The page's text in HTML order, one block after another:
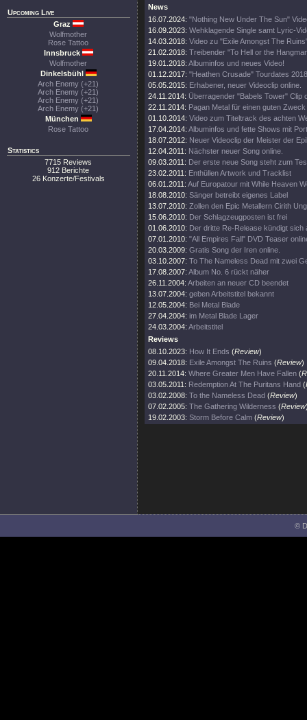
Upcoming Live
Graz
Wolfmother
Rose Tattoo
Innsbruck
Wolfmother
Dinkelsbühl
Arch Enemy (+21)
Arch Enemy (+21)
Arch Enemy (+21)
Arch Enemy (+21)
München
Rose Tattoo
Statistics
7715 Reviews
912 Berichte
26 Konzerte/Festivals
News
16.07.2024: "Nothing New Under The Sun"
16.09.2023: Wehklagende Single samt Lyric-
14.03.2018: Video zu "Exile Amongst The
21.02.2018: Treibender "To Hell or the
19.01.2018: Albuminfos und neues Video!
01.12.2017: "Heathen Crusade" Tourdates 2018
05.05.2015: Erhabener, neuer Videoclip online.
24.11.2014: Überragender "Babels Tower" Clip
22.11.2014: Pagan Metal für einen guten Zweck
01.10.2014: Video zum Titeltrack des achten
17.04.2014: Albuminfos und fette Shows mit
18.07.2012: Neuer Videoclip der Meister der
12.04.2011: Nächster neuer Song online.
09.03.2011: Der erste neue Song steht zum
23.02.2011: Enthüllen Artwork und Tracklist
06.01.2011: Auf Europatour mit While Heaven
18.08.2010: Sänger betreibt eigenes Label
13.07.2010: Zollen den Epic Metallern Cirith
15.06.2010: Der Schlagzeugposten ist frei
01.06.2010: Der dritte Re-Release kündigt sich
07.01.2010: "All Empires Fall" DVD Teaser
20.03.2009: Gratis Song der Iren online.
03.10.2007: To The Nameless Dead mit zwei
17.08.2007: Album No. 6 rückt näher
26.11.2004: Arbeiten an neuer CD beendet
13.07.2004: geben Arbeitstitel bekannt
12.05.2004: Bei Metal Blade
27.04.2004: im Metal Blade Lager
24.03.2004: Arbeitstitel
Reviews
08.10.2023: How It Ends (Review)
09.04.2018: Exile Amongst The Ruins (Review)
20.11.2014: Where Greater Men Have Fallen (
03.05.2011: Redemption At The Puritans Hand (
03.02.2008: To the Nameless Dead (Review)
07.02.2005: The Gathering Wilderness (Review
19.02.2003: Storm Before Calm (Review)
©